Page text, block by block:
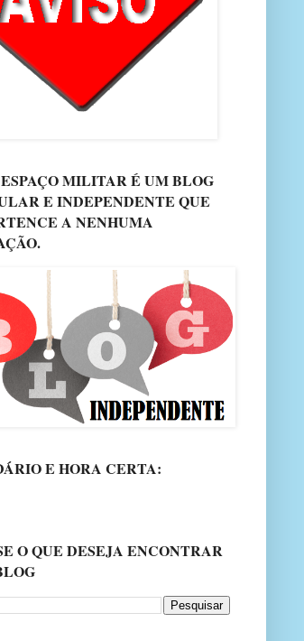
MILITAR É UM BLOG
E INDEPENDENTE QUE
A NENHUMA
E HORA CERTA:
O QUE DESEJA ENCONTRAR